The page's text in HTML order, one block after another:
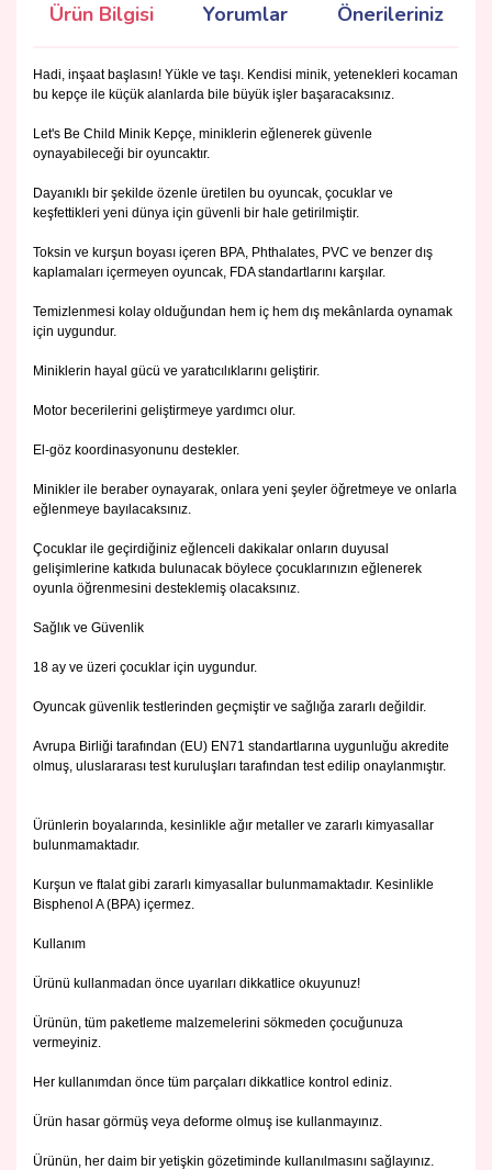
Ürün Bilgisi Yorumlar Önerileriniz
Hadi, inşaat başlasın! Yükle ve taşı. Kendisi minik, yetenekleri kocaman
bu kepçe ile küçük alanlarda bile büyük işler başaracaksınız.
Let's Be Child Minik Kepçe, miniklerin eğlenerek güvenle
oynayabileceği bir oyuncaktır.
Dayanıklı bir şekilde özenle üretilen bu oyuncak, çocuklar ve
keşfettikleri yeni dünya için güvenli bir hale getirilmiştir.
Toksin ve kurşun boyası içeren BPA, Phthalates, PVC ve benzer dış
kaplamaları içermeyen oyuncak, FDA standartlarını karşılar.
Temizlenmesi kolay olduğundan hem iç hem dış mekânlarda oynamak
için uygundur.
Miniklerin hayal gücü ve yaratıcılıklarını geliştirir.
Motor becerilerini geliştirmeye yardımcı olur.
El-göz koordinasyonunu destekler.
Minikler ile beraber oynayarak, onlara yeni şeyler öğretmeye ve onlarla
eğlenmeye bayılacaksınız.
Çocuklar ile geçirdiğiniz eğlenceli dakikalar onların duyusal
gelişimlerine katkıda bulunacak böylece çocuklarınızın eğlenerek
oyunla öğrenmesini desteklemiş olacaksınız.
Sağlık ve Güvenlik
18 ay ve üzeri çocuklar için uygundur.
Oyuncak güvenlik testlerinden geçmiştir ve sağlığa zararlı değildir.
Avrupa Birliği tarafından (EU) EN71 standartlarına uygunluğu akredite
olmuş, uluslararası test kuruluşları tarafından test edilip onaylanmıştır.
Ürünlerin boyalarında, kesinlikle ağır metaller ve zararlı kimyasallar
bulunmamaktadır.
Kurşun ve ftalat gibi zararlı kimyasallar bulunmamaktadır. Kesinlikle
Bisphenol A (BPA) içermez.
Kullanım
Ürünü kullanmadan önce uyarıları dikkatlice okuyunuz!
Ürünün, tüm paketleme malzemelerini sökmeden çocuğunuza
vermeyiniz.
Her kullanımdan önce tüm parçaları dikkatlice kontrol ediniz.
Ürün hasar görmüş veya deforme olmuş ise kullanmayınız.
Ürünün, her daim bir yetişkin gözetiminde kullanılmasını sağlayınız.